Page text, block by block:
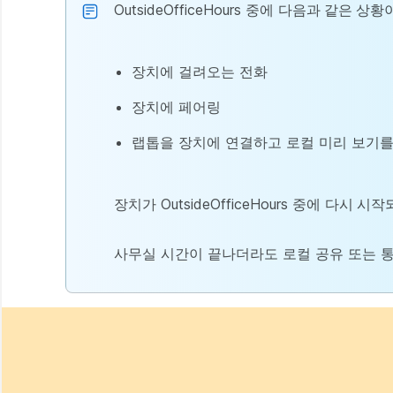
OutsideOfficeHours 중에 다음과 같은 상황
장치에 걸려오는 전화
장치에 페어링
랩톱을 장치에 연결하고 로컬 미리 보기
장치가 OutsideOfficeHours 중에 다시 시
사무실 시간이 끝나더라도 로컬 공유 또는